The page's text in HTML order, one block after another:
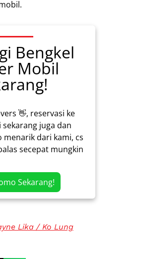
Bengkel
Mobil
👋, reservasi ke
sekarang juga dan
dari kami, cs
secepat mungkin
Sekarang!
Lika / Ko Lung